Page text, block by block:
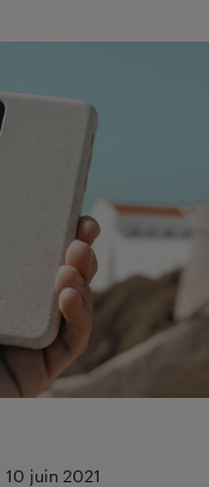
10 juin 2021